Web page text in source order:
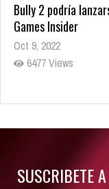
Bully 2 podría
Games Insider
Oct 9, 2022
6477 Views
Rumor: Se filtran
SUSCRIBETE